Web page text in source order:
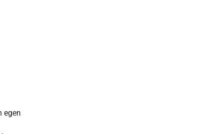
egen